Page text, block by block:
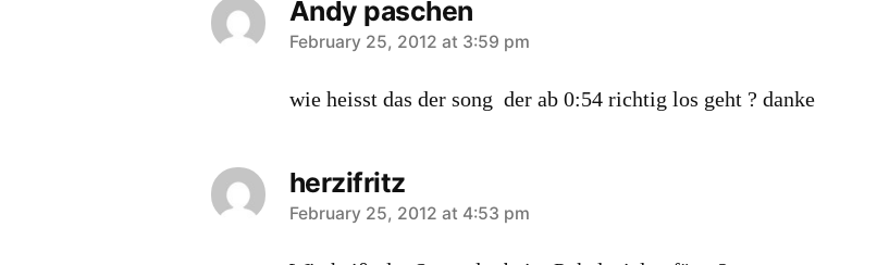
Andy paschen
says:
February 25, 2012 at 3:59 pm
wie heisst das der song der ab 0:54 richtig los geht ? danke
herzifritz
says:
February 25, 2012 at 4:53 pm